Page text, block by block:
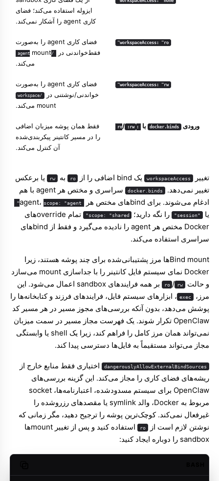
ایزوله استفاده می‌کند؛ فضای
کاری agent را آشکار نمی‌کند.
workspaceAccess: "ro"
فضای کاری agent را به‌صورت
فقط‌خواندنی در /agent
mount
می‌کند.
workspaceAccess: "rw"
فضای کاری agent را به‌صورت
خواندنی/نوشتنی در /workspace
mount می‌کند.
ورودی docker.binds با :ro
/ :rw
فقط همان پوشه میزبان اضافی
را در مسیر کانتینر پیکربندی‌شده
آن کنترل می‌کند.
تغییر workspaceAccess یک bind اضافی را از ro به rw یا برعکس
تغییر نمی‌دهد.
docker.binds
سراسری و مختص هر agent با هم
ادغام می‌شوند. برای bindهای مختص هر agent،
scope: "agent"
یا "session" را نگه دارید؛ scope: "shared"
تمام overrideهای
Docker مختص هر agent را نادیده می‌گیرد و فقط از bindهای
سراسری استفاده می‌کند.
Bind mountها مرز پشتیبانی‌شده برای چند پوشه هستند، زیرا
Docker نمای سیستم فایل کانتینر را با جداسازی mount می‌سازد
و حالت
ro / rw
بر همه فرایندهای sandbox اعمال می‌شود. این
مرز،
exec ، ابزارهای سیستم فایل، فرایندهای فرزند و کتابخانه‌ها را
پوشش می‌دهد، بدون آنکه بررسی‌های مجوز مسیر در هر مسیر کد
OpenClaw تکرار شوند. یک فهرست مجاز مسیر در سمت میزبان
نمی‌تواند همان مرز کامل را فراهم کند، زیرا یک shell یا وابستگی
مجاز می‌تواند مستقیماً به فایل‌ها دسترسی پیدا کند.
dangerouslyAllowExternalBindSources اختیاری فقط منابع خارج از
ریشه‌های فضای کاری را مجاز می‌کند. این گزینه بررسی‌های
OpenClaw برای سیستم مسدودشده، اعتبارنامه‌ها، socket
مربوط به Docker، والد symlink یا مقصدهای رزروشده را
غیرفعال نمی‌کند. کوچک‌ترین پوشه را ترجیح دهید، مگر زمانی که
نوشتن لازم است از
ro
استفاده کنید و پس از تغییر mountها
sandbox را دوباره ایجاد کنید: